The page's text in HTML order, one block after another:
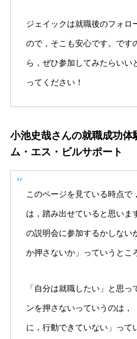
ジェイックは就職後のフォロ
ので，そこも安心です。です
ら，ぜひ参加してみたらいい
ってください！
小池史哉さんの就職成功体
ム・エス・ビルサポート
このページを見ている時点で
は，踏み出せていると思いま
の説明会に参加するかしない
か押さないか」っていうとこ
「自分は就職したい」と思っ
ンを押さないっていうのは，
に，行動できていない」って